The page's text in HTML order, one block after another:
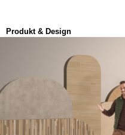
Produkt & Design